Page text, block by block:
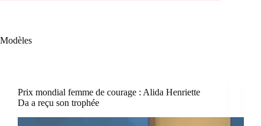
Modèles
Prix mondial femme de courage : Alida Henriette
Da a reçu son trophée